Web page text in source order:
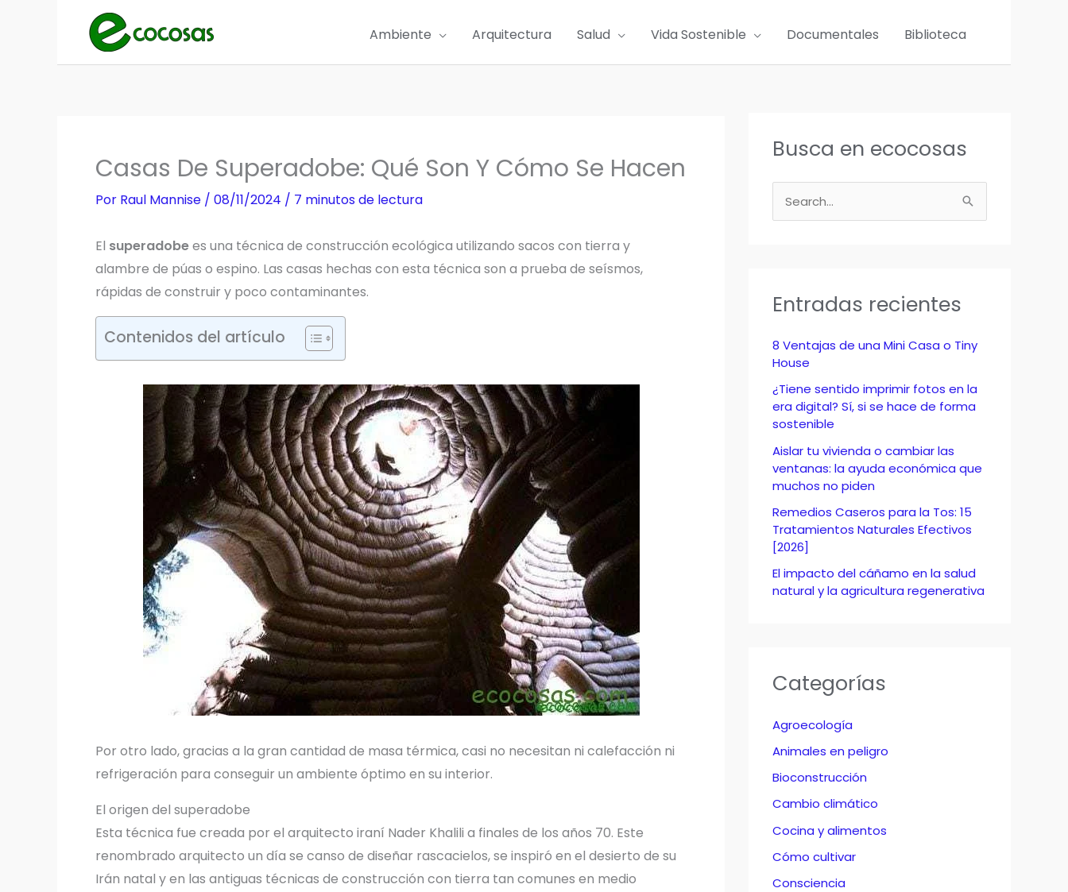
Ambiente Arquitectura Salud Vida Sostenible Documentales Biblioteca
Casas De Superadobe: Qué Son Y Cómo Se Hacen
Por Raul Mannise / 08/11/2024 / 7 minutos de lectura
El superadobees una técnica de construcción ecológica utilizando sacos con tierra y
alambre de púas o espino. Las casas hechas con esta técnica son a prueba de seísmos,
rápidas de construir y poco contaminantes.
Contenidos del artículo
Por otro lado, gracias a la gran cantidad de masa térmica, casi no necesitan ni calefacción ni
refrigeración para conseguir un ambiente óptimo en su interior.
El origen del superadobe
Esta técnica fue creada por el arquitecto iraní Nader Khalili a finales de los años 70. Este
renombrado arquitecto un día se canso de diseñar rascacielos, se inspiró en el desierto de su
Irán natal y en las antiguas técnicas de construcción con tierra tan comunes en medio
Busca en ecocosas
u
r
o
:
Entradas recientes
8 Ventajas de una Mini Casa o Tiny
House
¿Tiene sentido imprimir fotos en la
era digital? Sí, si se hace de forma
sostenible
Aislar tu vivienda o cambiar las
ventanas: la ayuda económica que
muchos no piden
Remedios Caseros para la Tos: 15
Tratamientos Naturales Efectivos
[2026]
El impacto del cáñamo en la salud
natural y la agricultura regenerativa
Categorías
Agroecología
Animales en peligro
Bioconstrucción
Cambio climático
Cocina y alimentos
Cómo cultivar
Consciencia